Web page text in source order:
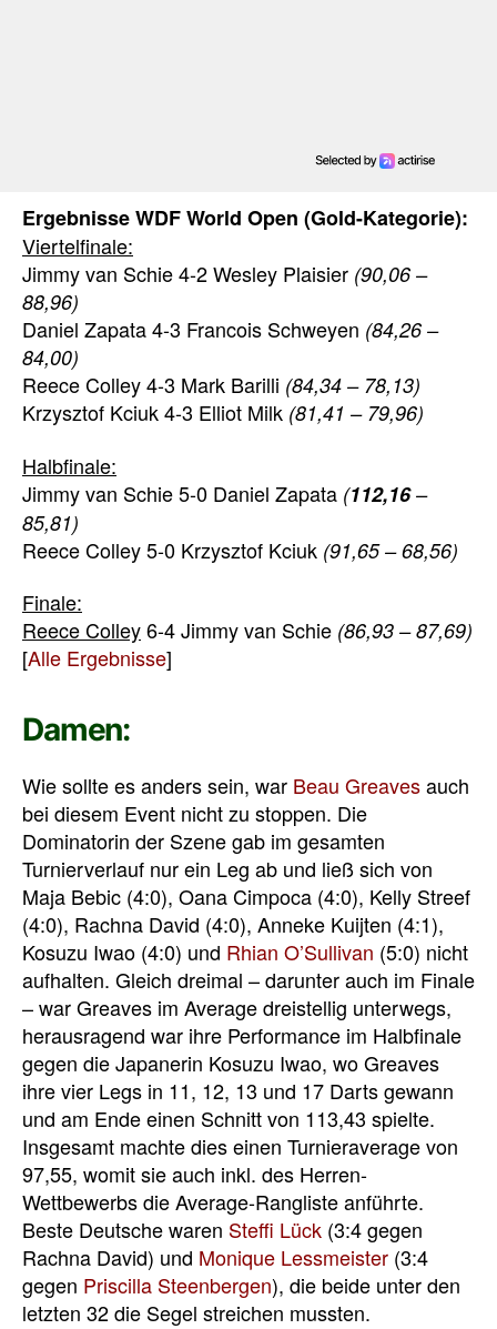
Ergebnisse WDF World Open (Gold-Kategorie):
Viertelfinale:
Jimmy van Schie 4-2 Wesley Plaisier (90,06 –
88,96)
Daniel Zapata 4-3 Francois Schweyen (84,26 –
84,00)
Reece Colley 4-3 Mark Barilli (84,34 – 78,13)
Krzysztof Kciuk 4-3 Elliot Milk (81,41 – 79,96)
Halbfinale:
Jimmy van Schie 5-0 Daniel Zapata (112,16–
85,81)
Reece Colley 5-0 Krzysztof Kciuk (91,65 – 68,56)
Finale:
Reece Colley6-4 Jimmy van Schie (86,93 – 87,69)
[Alle Ergebnisse]
Damen:
Wie sollte es anders sein, war Beau Greavesauch
bei diesem Event nicht zu stoppen. Die
Dominatorin der Szene gab im gesamten
Turnierverlauf nur ein Leg ab und ließ sich von
Maja Bebic (4:0), Oana Cimpoca (4:0), Kelly Streef
(4:0), Rachna David (4:0), Anneke Kuijten (4:1),
Kosuzu Iwao (4:0) und Rhian O’Sullivan (5:0) nicht
aufhalten. Gleich dreimal – darunter auch im Finale
– war Greaves im Average dreistellig unterwegs,
herausragend war ihre Performance im Halbfinale
gegen die Japanerin Kosuzu Iwao, wo Greaves
ihre vier Legs in 11, 12, 13 und 17 Darts gewann
und am Ende einen Schnitt von 113,43 spielte.
Insgesamt machte dies einen Turnieraverage von
97,55, womit sie auch inkl. des Herren-
Wettbewerbs die Average-Rangliste anführte.
Beste Deutsche waren Steffi Lück (3:4 gegen
Rachna David) und Monique Lessmeister (3:4
gegen Priscilla Steenbergen), die beide unter den
letzten 32 die Segel streichen mussten.